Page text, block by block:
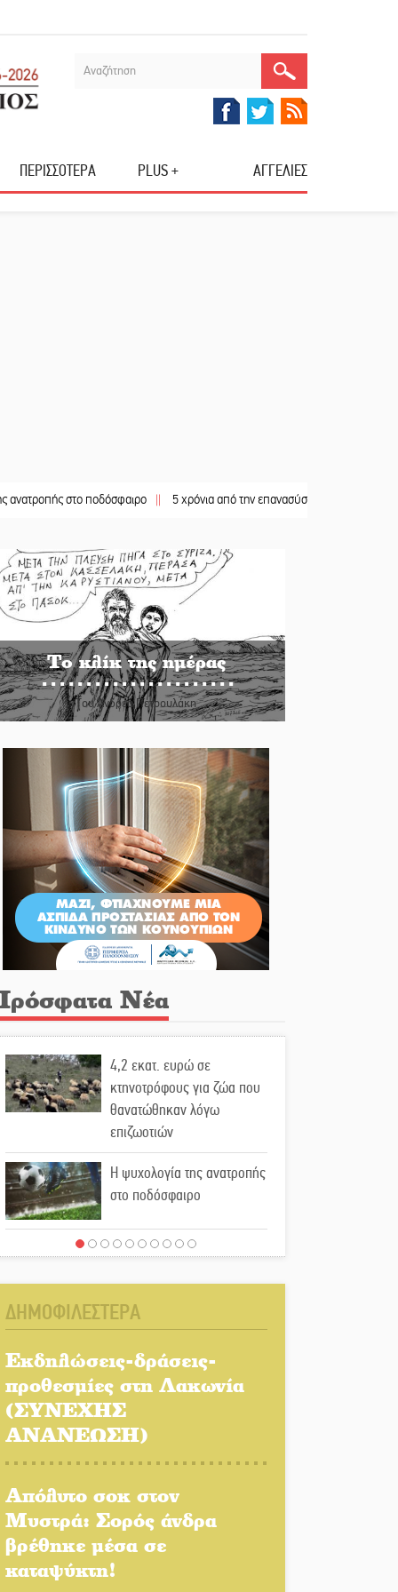
ΠΕΡΙΣΣΟΤΕΡΑ PLUS + ΑΓΓΕΛΙΕΣ
στο ποδόσφαιρο || 5 χρόνια από την επανασύσταση της ΙΜ Παναγίας
Το κλίκ της ημέρας
Του Ανδρέα Πετρουλάκη
Νέα
4,2 εκατ. ευρώ σε
κτηνοτρόφους για ζώα που
θανατώθηκαν λόγω
επιζωοτιών
Η ψυχολογία της ανατροπής
στο ποδόσφαιρο
Ένα «ταξίδι» τέχνης και
Τα Λαγκάδια κρατούν
πέτρας
Στους ρυθμούς της
Ελεωνόρας Ζουγανέλη το
Πλούσιο πολιτιστικό
πρόγραμμα δίνει «χρώμα»
στον Αύγουστο του Λαχίου
Χασισοφυτεία στην
ΔΗΜΟΦΙΛΕΣΤΕΡΑ
Εκδηλώσεις-δράσεις-
προθεσμίες στη Λακωνία
(ΣΥΝΕΧΗΣ
ΑΝΑΝΕΩΣΗ)
Απόλυτο σοκ στον
Μυστρά: Σορός άνδρα
βρέθηκε μέσα σε
καταψύκτη!